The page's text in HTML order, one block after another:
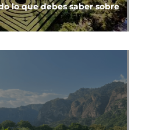
lo que debes saber sobre